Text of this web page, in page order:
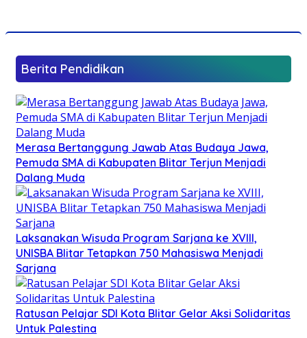
Berita Pendidikan
Merasa Bertanggung Jawab Atas Budaya Jawa,
Pemuda SMA di Kabupaten Blitar Terjun Menjadi
Dalang Muda
Laksanakan Wisuda Program Sarjana ke XVIII,
UNISBA Blitar Tetapkan 750 Mahasiswa Menjadi
Sarjana
Ratusan Pelajar SDI Kota Blitar Gelar Aksi Solidaritas
Untuk Palestina